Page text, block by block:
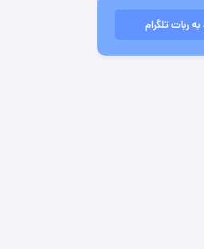
ربات تلگرام